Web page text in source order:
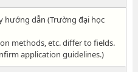
hướng dẫn (Trường đại học
methods, etc. differ to fields.
application guidelines.)